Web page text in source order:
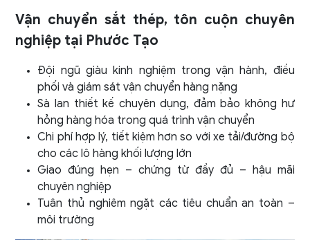
Vận chuyển sắt thép, tôn cuộn chuyên
nghiệp tại Phước Tạo
Đội ngũ giàu kinh nghiệm trong vận hành, điều
phối và giám sát vận chuyển hàng nặng
Sà lan thiết kế chuyên dụng, đảm bảo không hư
hỏng hàng hóa trong quá trình vận chuyển
Chi phí hợp lý, tiết kiệm hơn so với xe tải/đường bộ
cho các lô hàng khối lượng lớn
Giao đúng hẹn – chứng từ đầy đủ – hậu mãi
chuyên nghiệp
Tuân thủ nghiêm ngặt các tiêu chuẩn an toàn –
môi trường